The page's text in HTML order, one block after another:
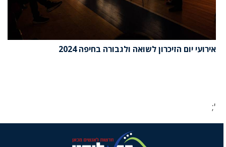
אירועי יום הזיכרון לשואה ולגבורה בחיפה 2024
';